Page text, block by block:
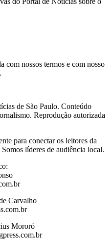
com nossos termos e com nosso
.
de São Paulo. Conteúdo
Reprodução autorizada
para conectar os leitores da
líderes de audiência local.
Carvalho
Mororó